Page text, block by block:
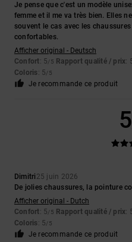
Je pense que c'est un modèle
femme et il me va très bien. Elles
souvent le cas avec les
confortables.
Afficher original - Deutsch
Confort: 5/5 Rapport qualité / prix:
Coloris: 5/5
Je recommande ce produit
5
Dimitri 25 juin 2026
De jolies chaussures, la pointure
Afficher original - Dutch
Confort: 5/5 Rapport qualité / prix:
Coloris: 5/5
Je recommande ce produit